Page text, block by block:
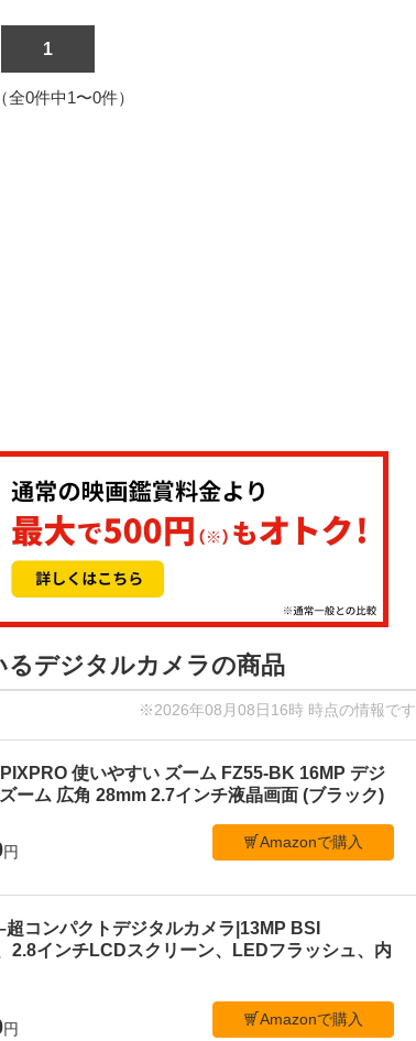
1
全0件中1〜0件）
デジタルカメラの商品
※2026年08月08日16時 時点の情報です
使いやすい ズーム FZ55-BK 16MP デジ
ーム 広角 28mm 2.7インチ液晶画面 (ブラック)
円
Amazonで購入
コンパクトデジタルカメラ|13MP BSI
2.8インチLCDスクリーン、LEDフラッシュ、内
円
Amazonで購入